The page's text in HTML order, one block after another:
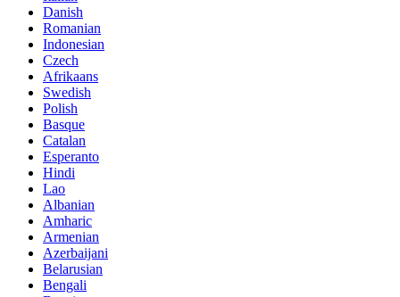
Danish
Romanian
Indonesian
Czech
Afrikaans
Swedish
Polish
Basque
Catalan
Esperanto
Hindi
Lao
Albanian
Amharic
Armenian
Azerbaijani
Belarusian
Bengali